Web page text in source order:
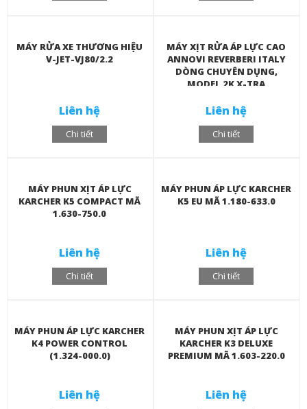
MÁY RỬA XE THƯƠNG HIỆU
V-JET-VJ80/2.2
Liên hệ
Chi tiết
MÁY XỊT RỬA ÁP LỰC CAO
ANNOVI REVERBERI ITALY
DÒNG CHUYÊN DỤNG,
MODEL 2K X-TRA
Liên hệ
Chi tiết
MÁY PHUN XỊT ÁP LỰC
KARCHER K5 COMPACT MÃ
1.630-750.0
Liên hệ
Chi tiết
MÁY PHUN ÁP LỰC KARCHER
K5 EU MÃ 1.180-633.0
Liên hệ
Chi tiết
MÁY PHUN ÁP LỰC KARCHER
K4 POWER CONTROL
(1.324-000.0)
Liên hệ
MÁY PHUN XỊT ÁP LỰC
KARCHER K3 DELUXE
PREMIUM MÃ 1.603-220.0
Liên hệ